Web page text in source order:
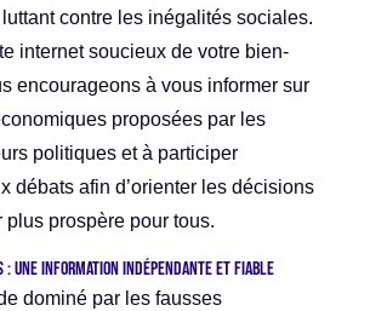
luttant contre les inégalités sociales.
internet soucieux de votre bien-
encourageons à vous informer sur
proposées par les
politiques et à participer
débats afin d’orienter les décisions
plus prospère pour tous.
: une information indépendante et fiable
dominé par les fausses